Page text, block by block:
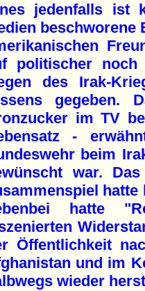
jedenfalls ist
beschworene
politischer noch
des Irak-
gegeben.
im TV
-
beim
war.
hatte
Öffentlichkeit
und im
wieder